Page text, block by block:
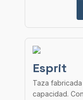
Esprit
Taza
capacidad.